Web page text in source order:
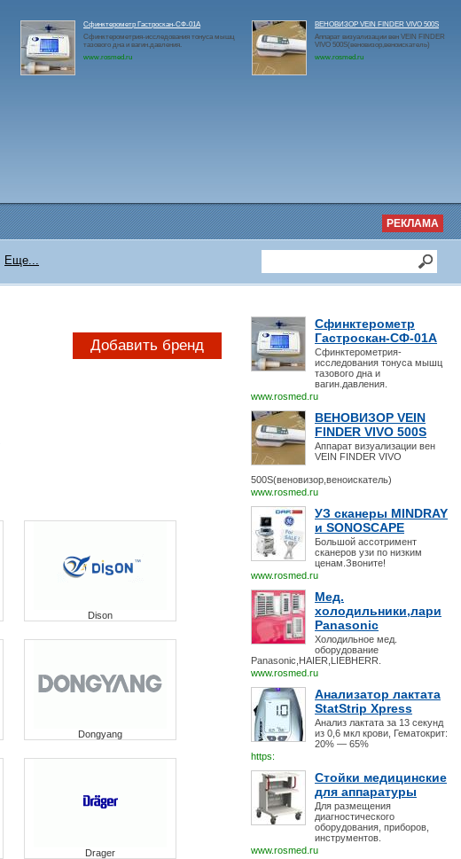
Сфинктерометр Гастроскан-СФ-01А
Сфинктерометрия-исследования тонуса мышц
тазового дна и вагин.давления.
www.rosmed.ru
ВЕНОВИЗОР VEIN FINDER VIVO 500S
Аппарат визуализации вен VEIN FINDER
VIVO 500S(веновизор,веноискатель)
www.rosmed.ru
РЕКЛАМА
Еще...
Сфинктерометр
Гастроскан-СФ-01А
Сфинктерометрия-
исследования тонуса мышц
тазового дна и
вагин.давления.
www.rosmed.ru
ВЕНОВИЗОР VEIN
FINDER VIVO 500S
Аппарат визуализации вен
VEIN FINDER VIVO
500S(веновизор,веноискатель)
www.rosmed.ru
УЗ сканеры MINDRAY
и SONOSCAPE
Большой ассотримент
сканеров узи по низким
ценам.Звоните!
www.rosmed.ru
Мед.
холодильники,лари
Panasonic
Холодильное мед.
оборудование
Panasonic,HAIER,LIEBHERR.
www.rosmed.ru
Анализатор лактата
StatStrip Xpress
Анализ лактата за 13 секунд
из 0,6 мкл крови, Гематокрит:
20% — 65%
https:
Стойки медицинские
для аппаратуры
Для размещения
диагностического
оборудования, приборов,
инструментов.
www.rosmed.ru
Добавить бренд
Dison
Dongyang
Drager